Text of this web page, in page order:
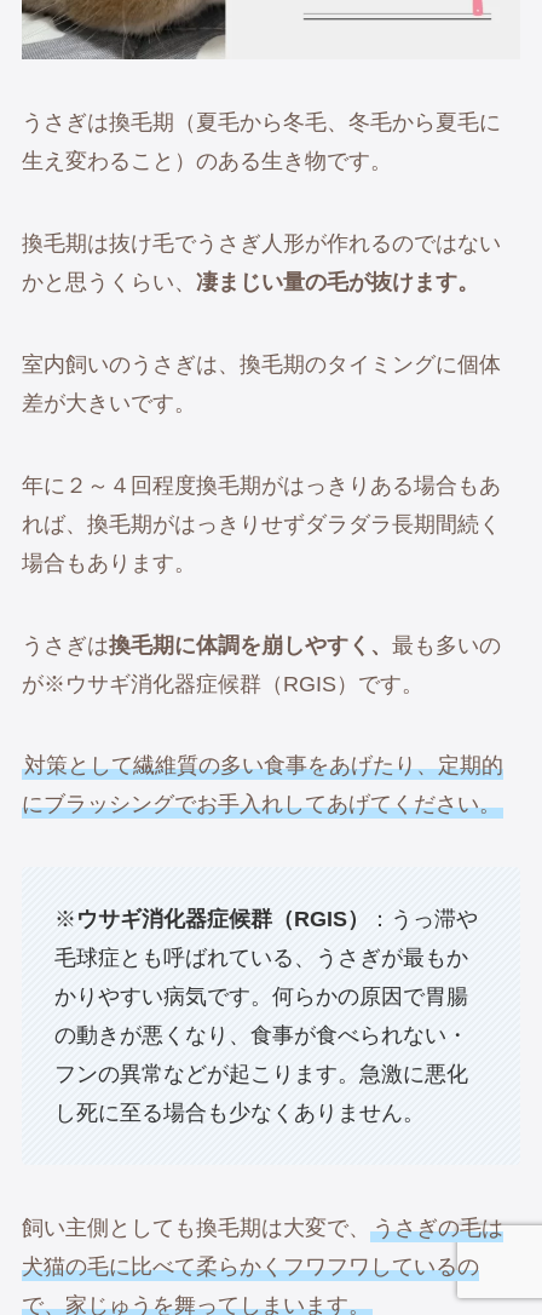
うさぎは換毛期（夏毛から冬毛、冬毛から夏毛に
生え変わること）のある生き物です。
換毛期は抜け毛でうさぎ人形が作れるのではない
かと思うくらい、 凄まじい量の毛が抜けます。
室内飼いのうさぎは、換毛期のタイミングに個体
差が大きいです。
年に２～４回程度換毛期がはっきりある場合もあ
れば、換毛期がはっきりせずダラダラ長期間続く
場合もあります。
うさぎは換毛期に体調を崩しやすく、 最も多いの
が※ウサギ消化器症候群（RGIS）です。
対策として繊維質の多い食事をあげたり、定期的
にブラッシングでお手入れしてあげてください。
※ ウサギ消化器症候群（RGIS）
：うっ滞や
毛球症とも呼ばれている、うさぎが最もか
かりやすい病気です。何らかの原因で胃腸
の動きが悪くなり、食事が食べられない・
フンの異常などが起こります。急激に悪化
し死に至る場合も少なくありません。
飼い主側としても換毛期は大変で、 うさぎの毛は
犬猫の毛に比べて柔らかくフワフワしているの
で、家じゅうを舞ってしまいます。